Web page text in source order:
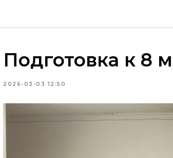
Подготовка к 8
2026-03-03 12:50